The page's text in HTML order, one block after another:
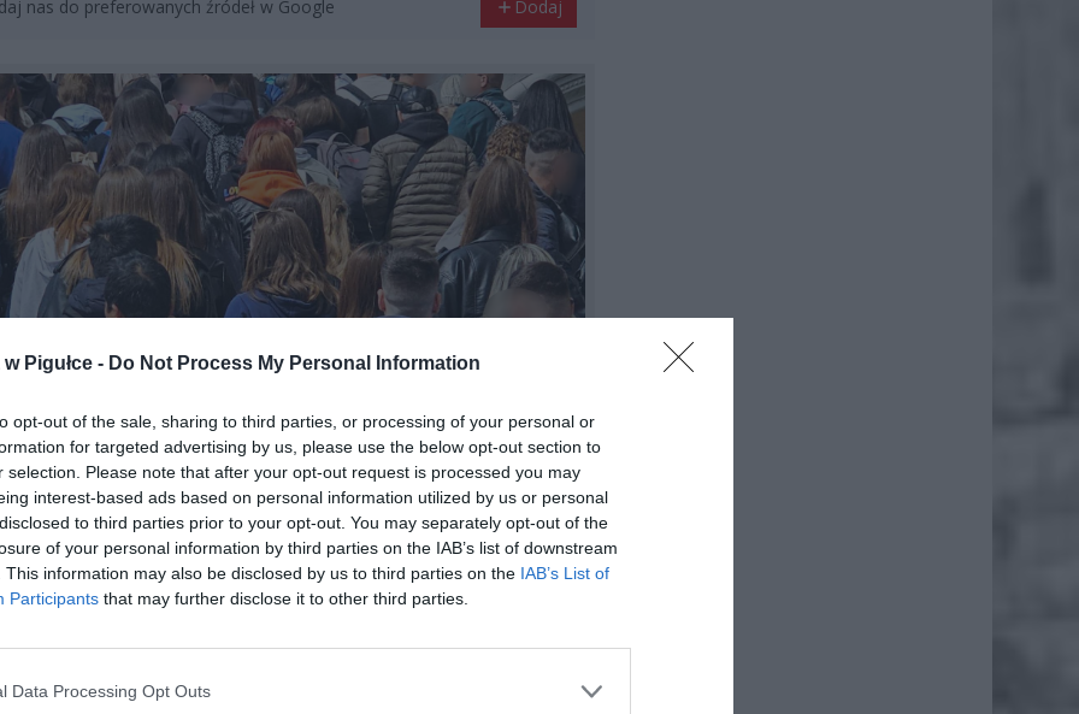
Pigułce - Do Not Process My Personal Information
opt-out of the sale, sharing to third parties, or processing of your personal or
for targeted advertising by us, please use the below opt-out section to
selection. Please note that after your opt-out request is processed you may
interest-based ads based on personal information utilized by us or personal
to third parties prior to your opt-out. You may separately opt-out of the
of your personal information by third parties on the IAB’s list of downstream
This information may also be disclosed by us to third parties on the IAB’s List of
Participants that may further disclose it to other third parties.
Data Processing Opt Outs
nas do preferowanych źródeł w Google Dodaj
Fot. Warszawa w Pigułce
500 osób, które straciły swoje sklepy w pożarze, szansa na kontener na
tego, do czego przywykli. Jak zmieścić towar i prowadzić działalność na tak